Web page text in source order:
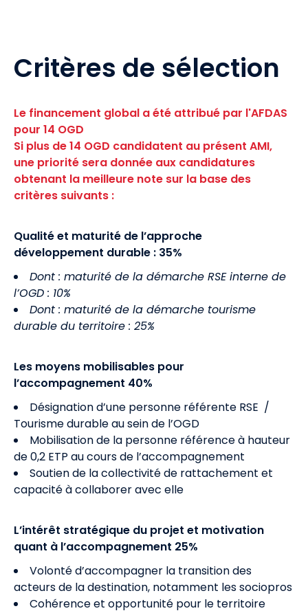
Critères de sélection
Le financement global a été attribué par l'AFDAS
pour 14 OGD
Si plus de 14 OGD candidatent au présent AMI,
une priorité sera donnée aux candidatures
obtenant la meilleure note sur la base des
critères suivants :
Qualité et maturité de l’approche
développement durable : 35%
Dont : maturité de la démarche RSE interne de
l’OGD : 10%
Dont : maturité de la démarche tourisme
durable du territoire : 25%
Les moyens mobilisables pour
l’accompagnement 40%
Désignation d’une personne référente RSE /
Tourisme durable au sein de l’OGD
Mobilisation de la personne référence à hauteur
de 0,2 ETP au cours de l’accompagnement
Soutien de la collectivité de rattachement et
capacité à collaborer avec elle
L’intérêt stratégique du projet et motivation
quant à l’accompagnement 25%
Volonté d’accompagner la transition des
acteurs de la destination, notamment les sociopros
Cohérence et opportunité pour le territoire